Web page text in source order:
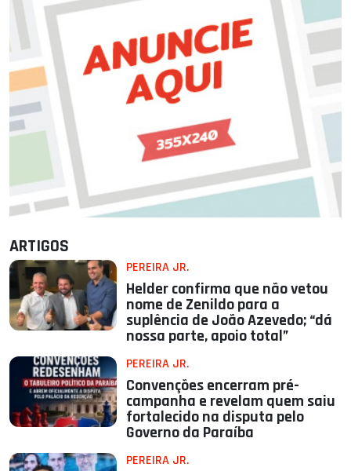
ARTIGOS
PEREIRA JR.
Helder confirma que não vetou
nome de Zenildo para a
suplência de João Azevedo; “dá
nossa parte, apoio total”
PEREIRA JR.
Convenções encerram pré-
campanha e revelam quem saiu
fortalecido na disputa pelo
Governo da Paraíba
PEREIRA JR.